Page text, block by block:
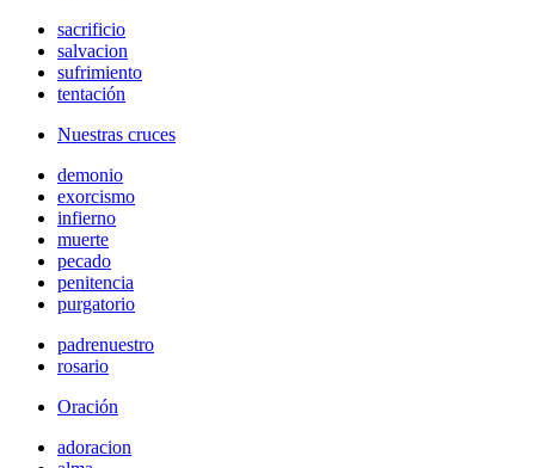
sacrificio
salvacion
sufrimiento
tentación
Nuestras cruces
demonio
exorcismo
infierno
muerte
pecado
penitencia
purgatorio
padrenuestro
rosario
Oración
adoracion